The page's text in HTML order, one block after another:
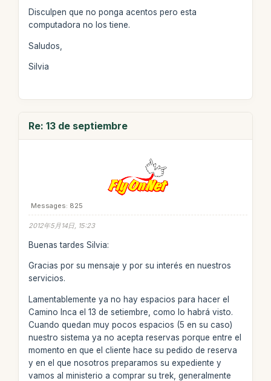
Disculpen que no ponga acentos pero esta
computadora no los tiene.
Saludos,
Silvia
Re: 13 de septiembre
Messages: 825
2012年5月14日, 15:23
Buenas tardes Silvia:
Gracias por su mensaje y por su interés en nuestros
servicios.
Lamentablemente ya no hay espacios para hacer el
Camino Inca el 13 de setiembre, como lo habrá visto.
Cuando quedan muy pocos espacios (5 en su caso)
nuestro sistema ya no acepta reservas porque entre el
momento en que el cliente hace su pedido de reserva
y en el que nosotros preparamos su expediente y
vamos al ministerio a comprar su trek, generalmente